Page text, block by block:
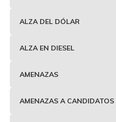
ALZA DEL DÓLAR
ALZA EN DIESEL
AMENAZAS
AMENAZAS A CANDIDATOS